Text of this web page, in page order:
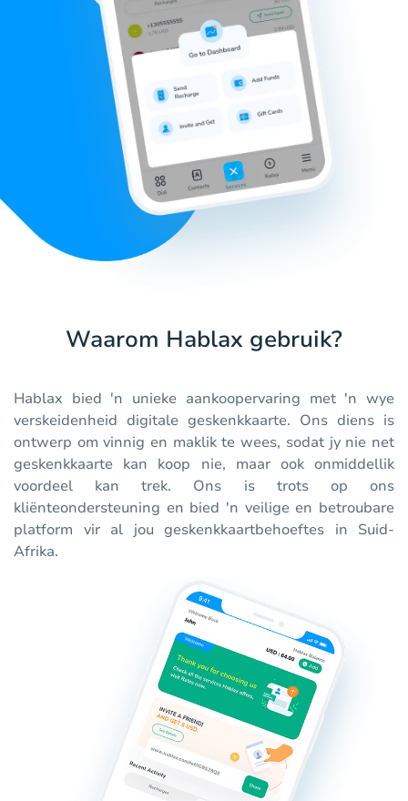
Waarom Hablax gebruik?
Hablax bied 'n unieke aankoopervaring met 'n wye
verskeidenheid digitale geskenkkaarte. Ons diens is
ontwerp om vinnig en maklik te wees, sodat jy nie net
geskenkkaarte kan koop nie, maar ook onmiddellik
voordeel kan trek. Ons is trots op ons
kliënteondersteuning en bied 'n veilige en betroubare
platform vir al jou geskenkkaartbehoeftes in Suid-
Afrika.